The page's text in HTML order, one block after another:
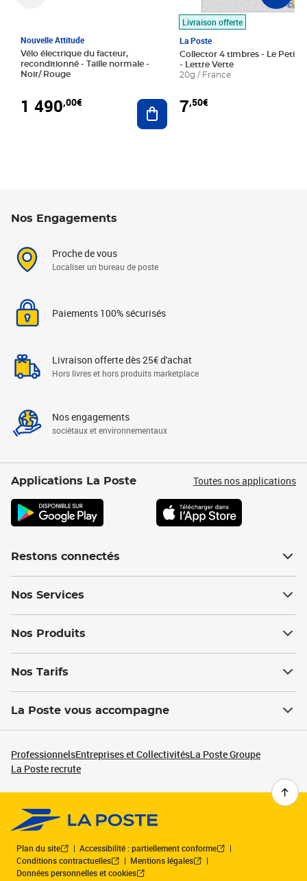
Nouvelle Attitude
Vélo électrique du facteur,
reconditionné - Taille normale -
Noir/ Rouge
1 490,00€ Ajouter au panier
Livraison offerte
La Poste
Collector 4 timbres - Le Petit
- Lettre Verte
20g / France
7,50€
Nos Engagements
Proche de vous
Localiser un bureau de poste
Paiements 100% sécurisés
Livraison offerte dès 25€ d'achat
Hors livres et hors produits marketplace
Nos engagements
sociétaux et environnementaux
Applications La Poste Toutes nos applications
Restons connectés
Nos Services
Nos Produits
Nos Tarifs
La Poste vous accompagne
ProfessionnelsEntreprises et CollectivitésLa Poste Groupe
La Poste recrute
Plan du site
Accessibilité : partiellement conforme
Conditions contractuelles
Mentions légales
Données personnelles et cookies